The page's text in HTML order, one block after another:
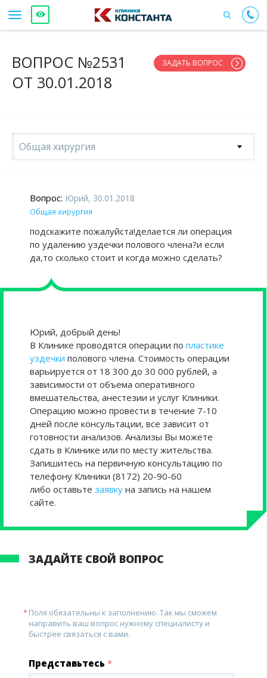
ВОПРОС №2531
ОТ 30.01.2018
ЗАДАТЬ ВОПРОС
Общая хирургия
Вопрос: Юрий, 30.01.2018
Общая хирургия
подскажите пожалуйста!делается ли операция
по удалению уздечки полового члена?и если
да,то сколько стоит и когда можно сделать?
Юрий, добрый день!
В Клинике проводятся операции по пластике
уздечки полового члена. Стоимость операции
варьируется от 18 300 до 30 000 рублей, а
зависимости от объема оперативного
вмешательства, анестезии и услуг Клиники.
Операцию можно провести в течение 7-10
дней после консультации, все зависит от
готовности анализов. Анализы Вы можете
сдать в Клинике или по месту жительства.
Запишитесь на первичную консультацию по
телефону Клиники (8172) 20-90-60
либо оставьте заявку на запись на нашем
сайте.
ЗАДАЙТЕ СВОЙ ВОПРОС
Поля обязательны к заполнению. Так мы сможем
направить ваш вопрос нужному специалисту и
быстрее связаться с вами.
Представьтесь *